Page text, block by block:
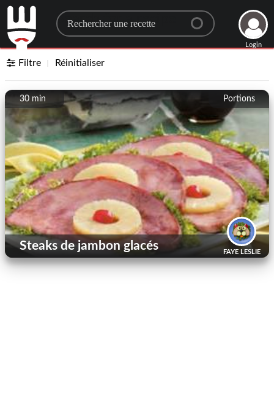
Search for a recipe
Login
Filtre Réinitialiser
Portions
30 min
FAYE LESLIE
Steaks de jambon glacés